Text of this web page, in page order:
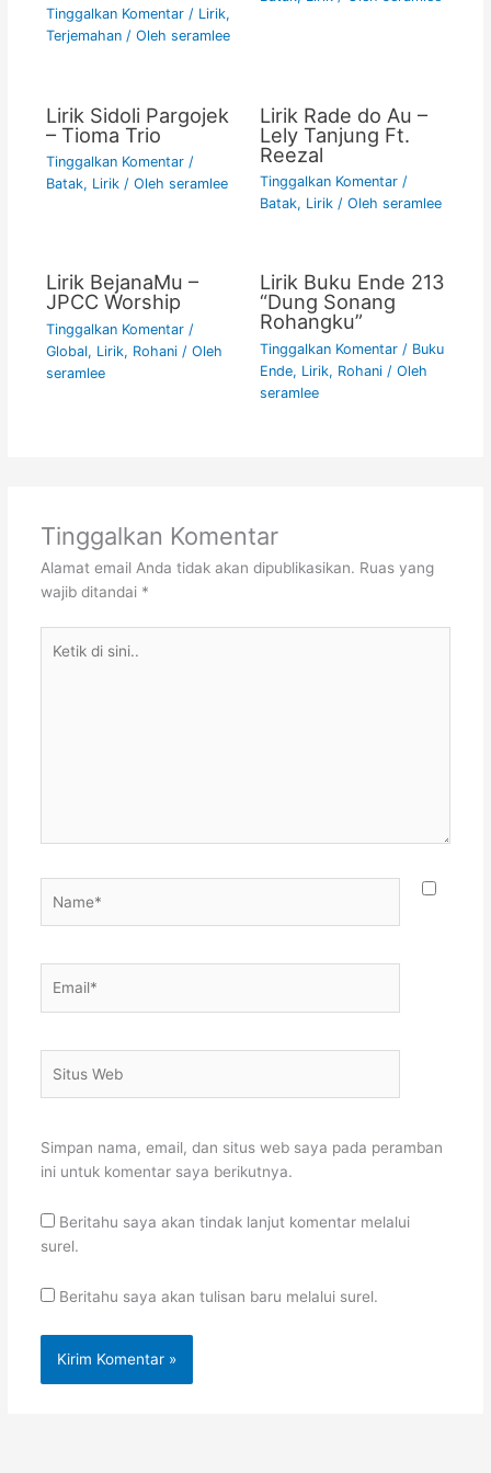
Tinggalkan Komentar / Lirik,
Terjemahan/ Oleh seramlee
Lirik Sidoli Pargojek
– Tioma Trio
Tinggalkan Komentar /
Batak, Lirik/ Oleh seramlee
Lirik Rade do Au –
Lely Tanjung Ft.
Reezal
Tinggalkan Komentar /
Batak, Lirik/ Oleh seramlee
Lirik BejanaMu –
JPCC Worship
Tinggalkan Komentar /
Global, Lirik, Rohani/ Oleh
seramlee
Lirik Buku Ende 213
“Dung Sonang
Rohangku”
Tinggalkan Komentar / Buku
Ende, Lirik, Rohani/ Oleh
seramlee
Tinggalkan Komentar
Alamat email Anda tidak akan dipublikasikan. Ruas yang
wajib ditandai *
Web
Simpan nama, email, dan situs web saya pada peramban
ini untuk komentar saya berikutnya.
Beritahu saya akan tindak lanjut komentar melalui
surel.
Beritahu saya akan tulisan baru melalui surel.